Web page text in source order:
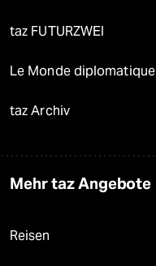
taz FUTURZWEI
Le Monde diplomatique
taz Archiv
Mehr taz Angebote
Reisen